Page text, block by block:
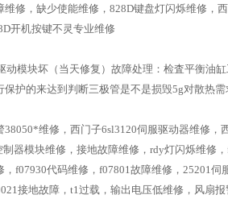
修，缺少使能维修，828D键盘灯闪烁维修，
开机按键不灵专业维修
动模块坏（当天修复）故障处理：检査平衡油
保护的来达到判断三极管是不是损毁5g对散热
38050*维修，西门子6sl3120伺服驱动器维修
器模块维修，接地故障维修，rdy灯闪烁维修
，f07930代码维修，f07801故障维修，25201
接地故障，t1过载，输出电压低维修，风扇